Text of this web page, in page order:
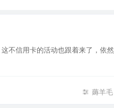
不信用卡的活动也跟着来了，依然
薅羊毛